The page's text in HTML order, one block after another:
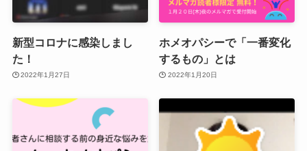
新型コロナに感染しまし
た！
2022年1月27日
ホメオパシーで「一番変化
するもの」とは
2022年1月20日